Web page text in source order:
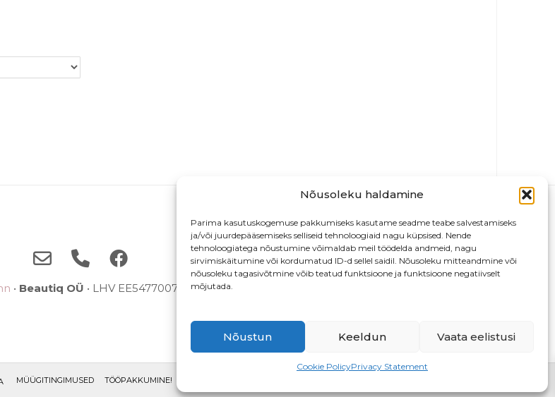
Nõusoleku haldamine
Parima kasutuskogemuse pakkumiseks kasutame seadme teabe salvestamiseks
ja/või juurdepääsemiseks selliseid tehnoloogiaid nagu küpsised. Nende
tehnoloogiatega nõustumine võimaldab meil töödelda andmeid, nagu
sirvimiskäitumine või kordumatud ID-d sellel saidil. Nõusoleku mitteandmine või
nõusoleku tagasivõtmine võib teatud funktsioone ja funktsioone negatiivselt
mõjutada.
Nõustun Keeldun Vaata eelistusi
Cookie PolicyPrivacy Statement
• Beautiq OÜ • LHV EE547700771003878513
MÜÜGITINGIMUSED TÖÖPAKKUMINE!